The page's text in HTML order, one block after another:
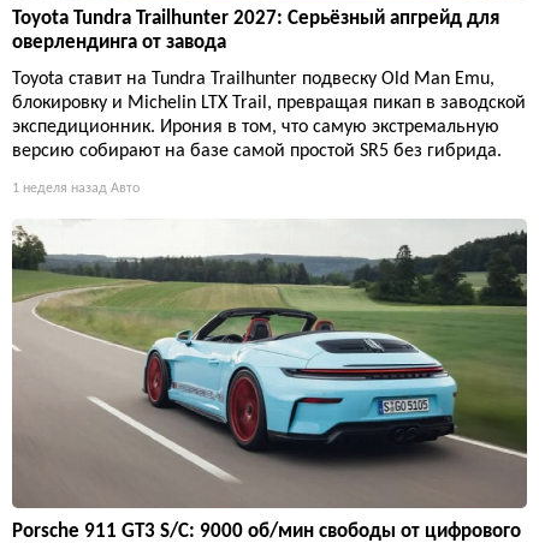
Toyota Tundra Trailhunter 2027: Серьёзный апгрейд для
оверлендинга от завода
Toyota ставит на Tundra Trailhunter подвеску Old Man Emu,
блокировку и Michelin LTX Trail, превращая пикап в заводской
экспедиционник. Ирония в том, что самую экстремальную
версию собирают на базе самой простой SR5 без гибрида.
1 неделя назад Авто
Porsche 911 GT3 S/C: 9000 об/мин свободы от цифрового